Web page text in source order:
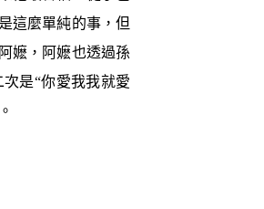
這麼單純的事，但
嬷，阿嬷也透過孫
是“你愛我我就愛